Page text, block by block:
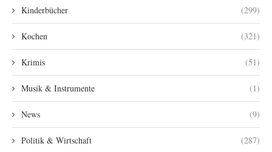
Kinderbücher (299)
Kochen (321)
Krimis (51)
Musik & Instrumente (1)
News (9)
Politik & Wirtschaft (287)